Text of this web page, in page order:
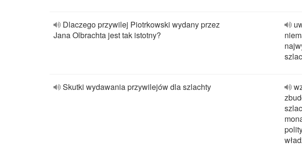
Dlaczego przywilej Piotrkowski wydany przez
Jana Olbrachta jest tak istotny?
Skutki wydawania przywilejów dla szlachty